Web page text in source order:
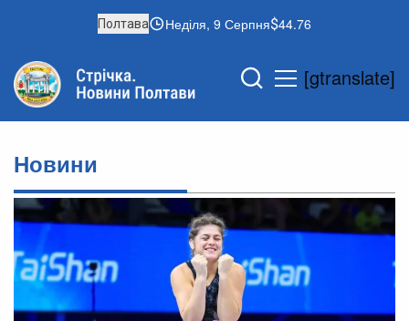
Полтава Неділя, 9 Серпня 44.76
[gtranslate]
Новини